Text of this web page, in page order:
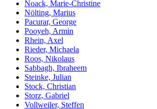
Noack, Marie-Christine
Nölting, Marius
Pacurar, George
Pooyeh, Armin
Rhein, Axel
Rieder, Michaela
Roos, Nikolaus
Sabbagh, Ibraheem
Steinke, Julian
Stock, Christian
Storz, Gabriel
Vollweiler, Steffen